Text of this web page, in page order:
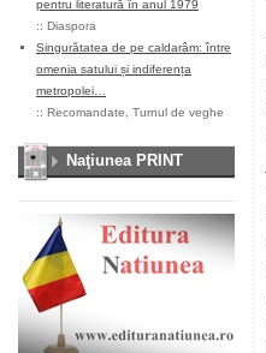
pentru literatură în anul 1979
:: Diaspora
Singurătatea de pe caldarâm: între
omenia satului și indiferența
metropolei…
:: Recomandate Turnul de veghe
Naţiunea PRINT